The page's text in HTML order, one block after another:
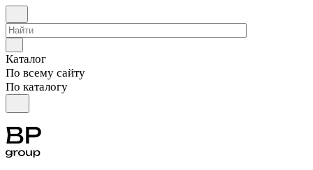
Каталог
По всему сайту
По каталогу